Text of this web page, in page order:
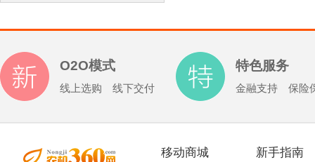
O2O模式
线上选购 线下交付
特色服务
金融支持 保险
移动商城 新手指南